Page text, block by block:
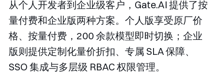
从个人开发者到企业级客户，Gate.AI 提供了按
量付费和企业版两种方案。个人版享受原厂价
格、按量付费，200 余款模型即时切换；企业
版则提供定制化量价折扣、专属 SLA 保障、
SSO 集成与多层级 RBAC 权限管理。